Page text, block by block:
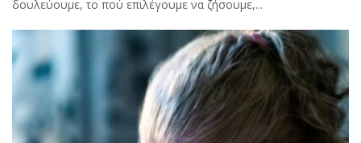
δουλεύουμε, το πού επιλέγουμε να ζήσουμε,...